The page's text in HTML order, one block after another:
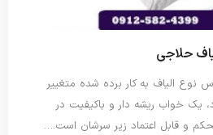
حلاجی
الیاف به کار برده شده متغییر
یک خواب ریشه دار و باکیفیت در
و قابل اعتماد زیر سرشان است.…